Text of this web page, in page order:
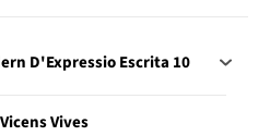
D'Expressio Escrita 10
Vives